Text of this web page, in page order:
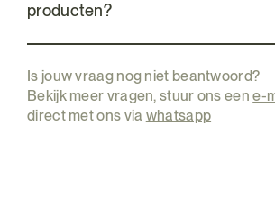
producten?
Is jouw vraag nog niet beantwoord?
Bekijk meer vragen, stuur ons eene-
direct met ons via whatsapp